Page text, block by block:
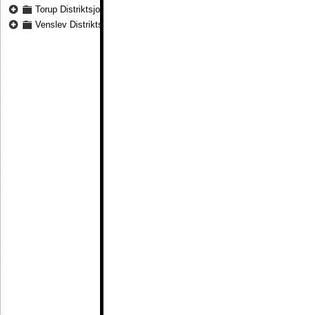
Torup Distriktsjordemoderen 1916 6 2 - Torup Distriktsjordemoderen
Venslev Distriktsjordemoderen 1915 2 11 - Venslev